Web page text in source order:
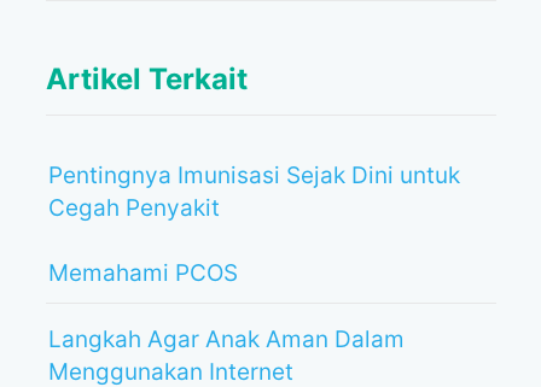
Artikel Terkait
Pentingnya Imunisasi Sejak Dini untuk
Cegah Penyakit
Memahami PCOS
Langkah Agar Anak Aman Dalam
Menggunakan Internet